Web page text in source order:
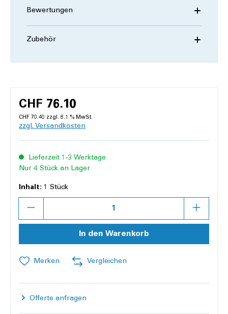
Bewertungen
Zubehör
CHF 76.10
CHF 70.40 zzgl. 8.1 % MwSt.
zzgl. Versandkosten
Lieferzeit 1-3 Werktage
Nur 4 Stück an Lager
Inhalt: 1 Stück
In den Warenkorb
Merken Vergleichen
Offerte anfragen